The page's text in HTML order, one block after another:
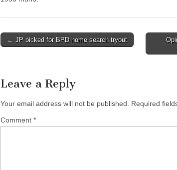
Post
← JP picked for BPD home search tryout
Leave a Reply
Your email address will not be published. Required
Comment *